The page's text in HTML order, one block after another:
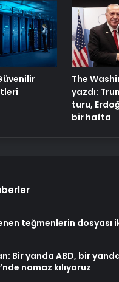
The
yazdı:
turu,
bir hafta
teğmenlerin dosyası
Bir yanda ABD, bir
namaz kılıyoruz